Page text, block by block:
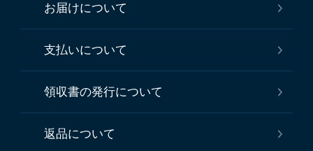
お届けについて
支払いについて
領収書の発行について
返品について